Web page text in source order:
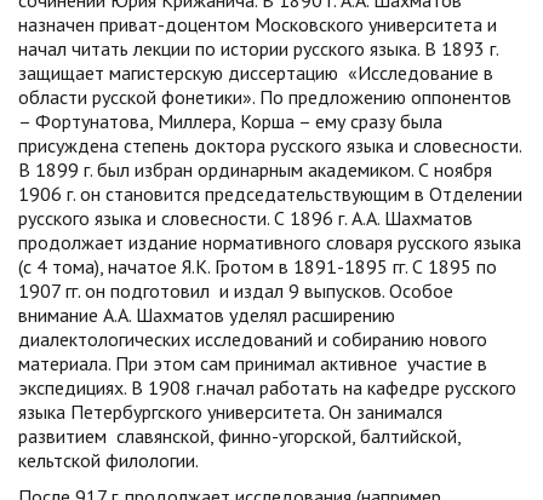
назначен приват-доцентом Московского университета и
начал читать лекции по истории русского языка. В 1893 г.
защищает магистерскую диссертацию «Исследование в
области русской фонетики». По предложению оппонентов
– Фортунатова, Миллера, Корша – ему сразу была
присуждена степень доктора русского языка и словесности.
В 1899 г. был избран ординарным академиком. С ноября
1906 г. он становится председательствующим в Отделении
русского языка и словесности. С 1896 г. А.А. Шахматов
продолжает издание нормативного словаря русского языка
(с 4 тома), начатое Я.К. Гротом в 1891-1895 гг. С 1895 по
1907 гг. он подготовил и издал 9 выпусков. Особое
внимание А.А. Шахматов уделял расширению
диалектологических исследований и собиранию нового
материала. При этом сам принимал активное участие в
экспедициях. В 1908 г.начал работать на кафедре русского
языка Петербургского университета. Он занимался
развитием славянской, финно-угорской, балтийской,
кельтской филологии.